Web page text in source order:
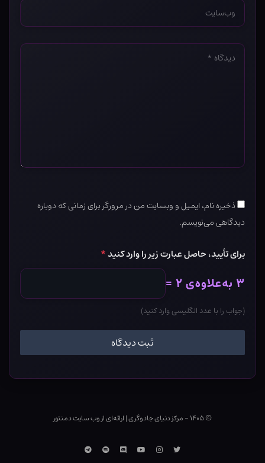
*
دیدگاه
ذخیره نام، ایمیل و وبسایت من در مرورگر برای زمانی که دوباره
دیدگاهی می‌نویسم.
برای تأیید، حاصل عبارت زیر را وارد کنید*
۳ به‌علاوه‌ی ۲ =
(جواب را با عدد انگلیسی وارد کنید)
© ۱۴۰۵ - مرکز دنیای جادوگری |ارائه‌ای از وب ‌سایت دمنتور
توییتراینستاگرامیوتوبDiscordاسپاتیفایتلگرام